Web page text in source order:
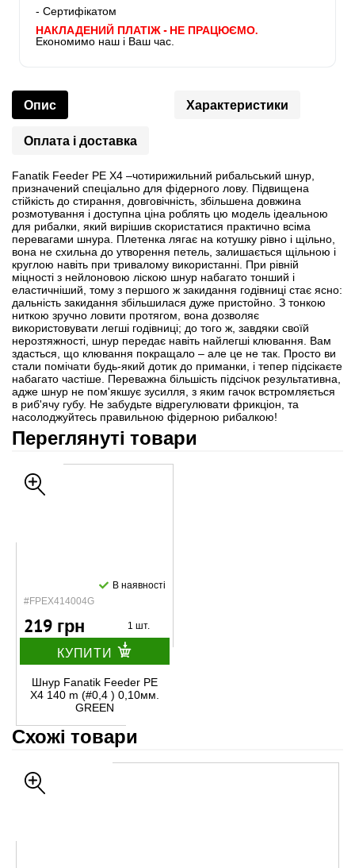
- Сертифікатом
НАКЛАДЕНИЙ ПЛАТІЖ - НЕ ПРАЦЮЄМО.
Економимо наш і Ваш час.
Опис Характеристики
Оплата і доставка
Fanatik Feeder PE X4 –чотирижильний рибальський шнур,
призначений спеціально для фідерного лову. Підвищена
стійкість до стирання, довговічність, збільшена довжина
розмотування і доступна ціна роблять цю модель ідеальною
для рибалки, який вирішив скористатися практично всіма
перевагами шнура. Плетенка лягає на котушку рівно і щільно,
вона не схильна до утворення петель, залишається щільною і
круглою навіть при тривалому використанні. При рівній
міцності з нейлоновою ліскою шнур набагато тонший і
еластичніший, тому з першого ж закидання годівниці стає ясно:
дальність закидання збільшилася дуже пристойно. З тонкою
ниткою зручно ловити протягом, вона дозволяє
використовувати легші годівниці; до того ж, завдяки своїй
нерозтяжності, шнур передає навіть найлегші клювання. Вам
здасться, що клювання покращало – але це не так. Просто ви
стали помічати будь-який дотик до приманки, і тепер підсікаєте
набагато частіше. Переважна більшість підсічок результативна,
адже шнур не пом'якшує зусилля, з яким гачок встромляється
в риб'ячу губу. Не забудьте відрегулювати фрикціон, та
насолоджуйтесь правильною фідерною рибалкою!
Переглянуті товари
#FPEX414004G
В наявності
219 грн 1 шт.
КУПИТИ
Шнур Fanatik Feeder PE
X4 140 m (#0,4 ) 0,10мм.
GREEN
Схожі товари